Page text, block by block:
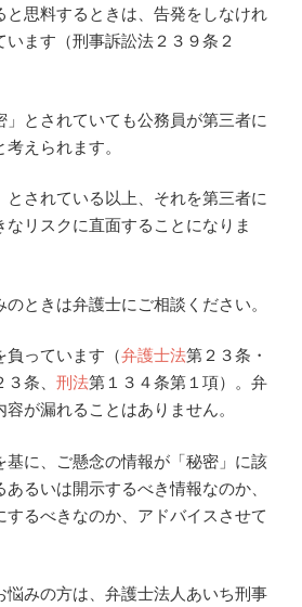
と思料するときは、告発をしなけれ
ます（刑事訴訟法２３９条２
」とされていても公務員が第三者に
えられます。
とされている以上、それを第三者に
リスクに直面することになりま
ときは弁護士にご相談ください。
負っています（弁護士法第２３条・
３条、刑法第１３４条第１項）。弁
が漏れることはありません。
基に、ご懸念の情報が「秘密」に該
るいは開示するべき情報なのか、
るべきなのか、アドバイスさせて
悩みの方は、弁護士法人あいち刑事